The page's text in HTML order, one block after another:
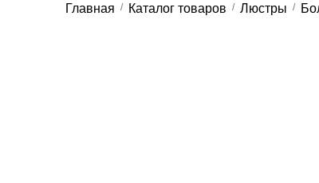
Главная Каталог товаров Люстры